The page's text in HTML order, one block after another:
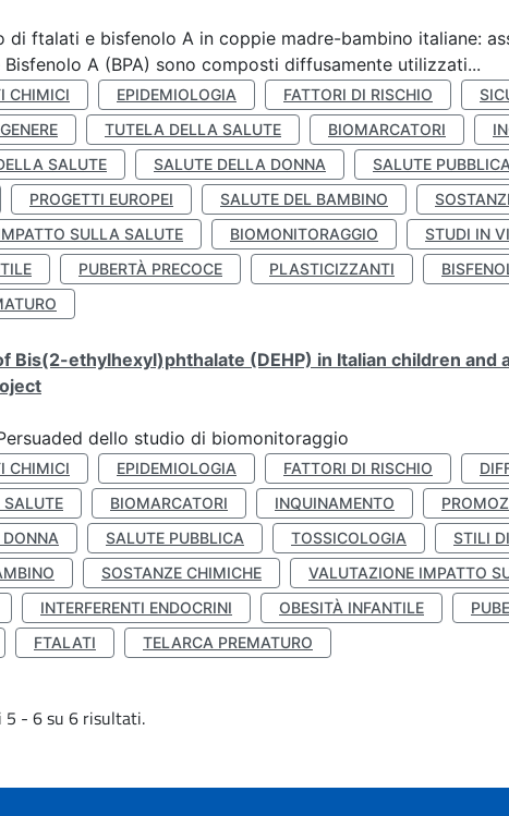
di ftalati e bisfenolo A in coppie madre-bambino italiane:
A (BPA) sono composti diffusamente utilizzati...
CHIMICI EPIDEMIOLOGIA FATTORI DI RISCHIO
TUTELA DELLA SALUTE BIOMARCATORI
SALUTE
SALUTE DELLA DONNA SALUTE PUBBLICA
PROGETTI EUROPEI SALUTE DEL BAMBINO
SULLA SALUTE
BIOMONITORAGGIO STUDI IN
PUBERTÀ PRECOCE PLASTICIZZANTI
Bis(2-ethylhexyl)phthalate (DEHP) in Italian children and
dello studio di biomonitoraggio
CHIMICI EPIDEMIOLOGIA FATTORI DI RISCHIO
BIOMARCATORI INQUINAMENTO
SALUTE PUBBLICA TOSSICOLOGIA STILI
SOSTANZE CHIMICHE VALUTAZIONE IMPATTO
INTERFERENTI ENDOCRINI OBESITÀ INFANTILE
FTALATI TELARCA PREMATURO
5 - 6 su 6 risultati.